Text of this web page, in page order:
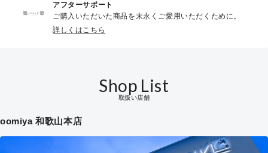
アフターサポート
ご購入いただいた商品を末永くご愛用いただくために。
詳しくはこちら
Shop List
取扱い店舗
oomiya 和歌山本店